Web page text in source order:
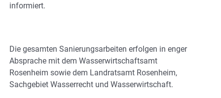
informiert.
Die gesamten Sanierungsarbeiten erfolgen in enger
Absprache mit dem Wasserwirtschaftsamt
Rosenheim sowie dem Landratsamt Rosenheim,
Sachgebiet Wasserrecht und Wasserwirtschaft.